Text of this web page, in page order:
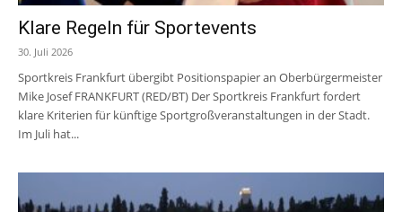
Klare Regeln für Sportevents
30. Juli 2026
Sportkreis Frankfurt übergibt Positionspapier an Oberbürgermeister
Mike Josef FRANKFURT (RED/BT) Der Sportkreis Frankfurt fordert
klare Kriterien für künftige Sportgroßveranstaltungen in der Stadt.
Im Juli hat...